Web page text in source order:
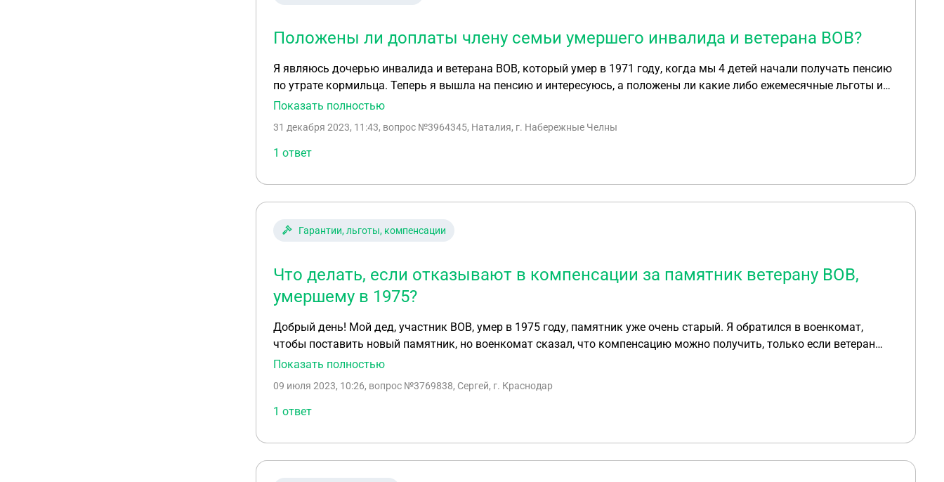
Положены ли доплаты члену семьи умершего инвалида и ветерана ВОВ?
Я являюсь дочерью инвалида и ветерана ВОВ, который умер в 1971 году, когда мы 4 детей начали получать пенсию
по утрате кормильца. Теперь я вышла на пенсию и интересуюсь, а положены ли какие либо ежемесячные льготы и
доплаты как члена семьи умершего инвалида и ветерана ВОВ?
Показать полностью
31 декабря 2023, 11:43, вопрос №3964345, Наталия, г. Набережные Челны
1 ответ
Гарантии, льготы, компенсации
Что делать, если отказывают в компенсации за памятник ветерану ВОВ,
умершему в 1975?
Добрый день! Мой дед, участник ВОВ, умер в 1975 году, памятник уже очень старый. Я обратился в военкомат,
чтобы поставить новый памятник, но военкомат сказал, что компенсацию можно получить, только если ветеран
умер после 1991 года, а мне компенсация не положена. Что можно сделать?
Показать полностью
09 июля 2023, 10:26, вопрос №3769838, Сергей, г. Краснодар
1 ответ